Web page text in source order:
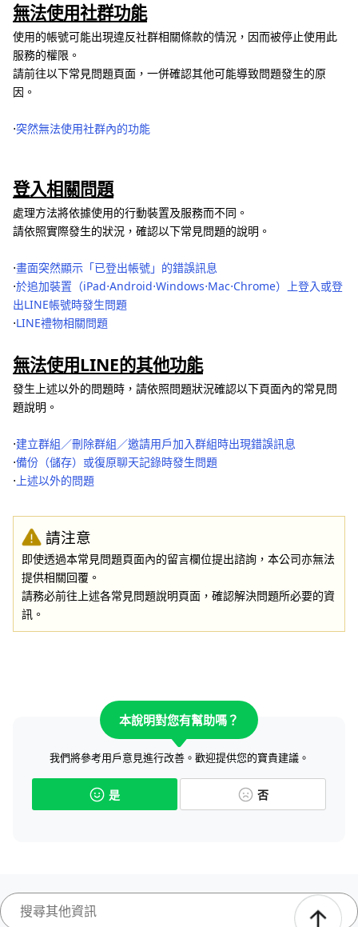
無法使用社群功能
使用的帳號可能出現違反社群相關條款的情況，因而被停止使用此
服務的權限。
請前往以下常見問題頁面，一併確認其他可能導致問題發生的原
因。
⋅突然無法使用社群內的功能
登入相關問題
處理方法將依據使用的行動裝置及服務而不同。
請依照實際發生的狀況，確認以下常見問題的說明。
⋅畫面突然顯示「已登出帳號」的錯誤訊息
⋅於追加裝置（iPad⋅Android⋅Windows⋅Mac⋅Chrome）上登入或登
出LINE帳號時發生問題
⋅LINE禮物相關問題
無法使用LINE的其他功能
發生上述以外的問題時，請依照問題狀況確認以下頁面內的常見問
題說明。
⋅建立群組／刪除群組／邀請用戶加入群組時出現錯誤訊息
⋅備份（儲存）或復原聊天記錄時發生問題
⋅ 上述以外的問題
請注意
即使透過本常見問題頁面內的留言欄位提出諮詢，本公司亦無法
提供相關回覆。
請務必前往上述各常見問題說明頁面，確認解決問題所必要的資
訊。
本說明對您有幫助嗎？
我們將參考用戶意見進行改善。歡迎提供您的寶貴建議。
是 否